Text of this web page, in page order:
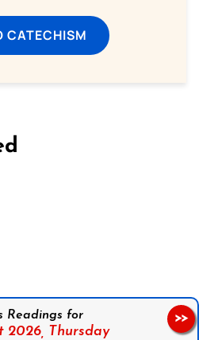
CATECHISM
Readings for
2026, Thursday
>>